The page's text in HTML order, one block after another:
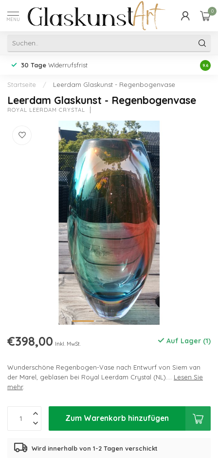
MENU
0
30 Tage Widerrufsfrist 9.6
Startseite / Leerdam Glaskunst - Regenbogenvase
Leerdam Glaskunst - Regenbogenvase
ROYAL LEERDAM CRYSTAL
€398,00 Inkl. MwSt. Auf Lager (1)
Wunderschöne Regenbogen-Vase nach Entwurf von Siem van
der Marel, geblasen bei Royal Leerdam Crystal (NL).... Lesen Sie
mehr.
Zum Warenkorb hinzufügen
Wird innerhalb von 1-2 Tagen verschickt